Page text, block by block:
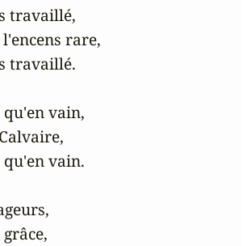
travaillé,
rare,
travaillé.
vain,
vain.